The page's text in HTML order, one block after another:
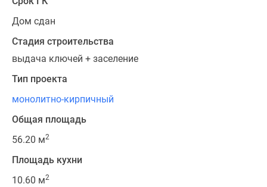
Дом сдан
Стадия строительства
выдача ключей + заселение
Тип проекта
монолитно-кирпичный
Общая площадь
56.20 м2
Площадь кухни
10.60 м2